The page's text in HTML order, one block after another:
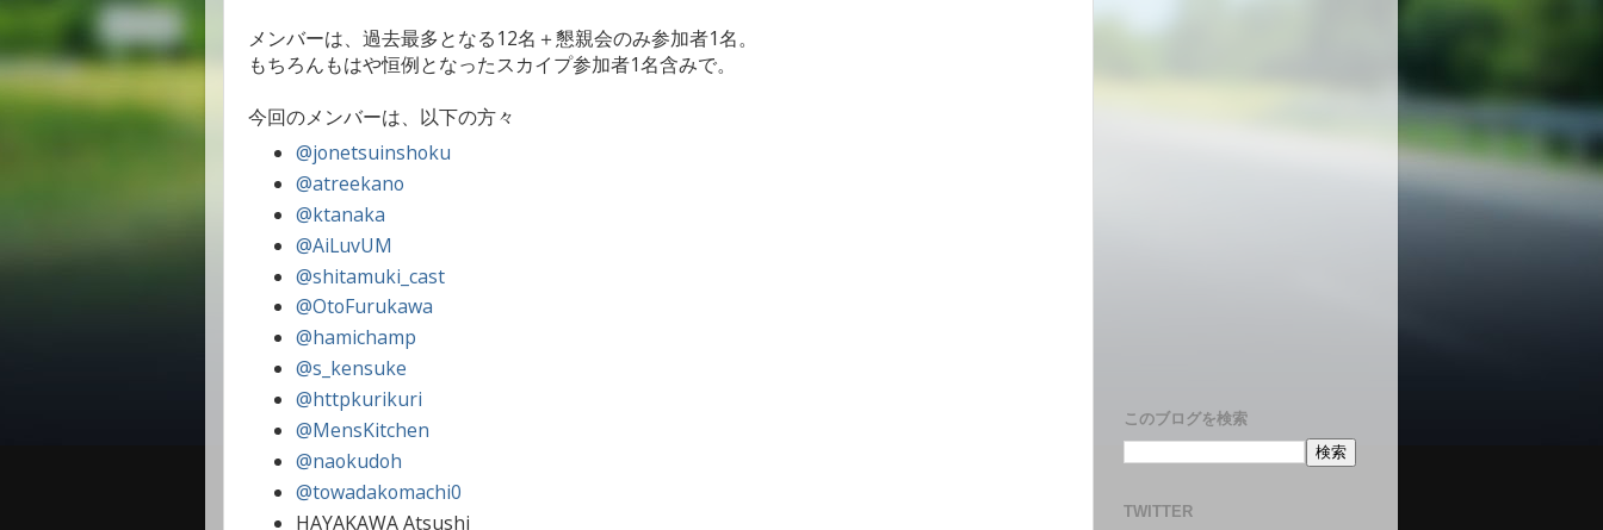
メンバーは、過去最多となる12名＋懇親会のみ参加者1名。
もちろんもはや恒例となったスカイプ参加者1名含みで。
今回のメンバーは、以下の方々
@jonetsuinshoku
@atreekano
@ktanaka
@AiLuvUM
@shitamuki_cast
@OtoFurukawa
@hamichamp
@s_kensuke
@httpkurikuri
@MensKitchen
@naokudoh
@towadakomachi0
HAYAKAWA Atsushi
このブログを検索
TWITTER